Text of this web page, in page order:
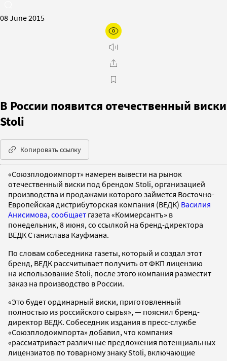
08 June 2015
В России появится отечественный виски
Stoli
Копировать ссылку
«Союзплодоимпорт» намерен вывести на рынок
отечественный виски под брендом Stoli, организацией
производства и продажами которого займется Восточно-
Европейская дистрибуторская компания (ВЕДК) Василия
Анисимова, сообщает газета «Коммерсантъ» в
понедельник, 8 июня, со ссылкой на бренд-директора
ВЕДК Станислава Кауфмана.
По словам собеседника газеты, который и создал этот
бренд, ВЕДК рассчитывает получить от ФКП лицензию
на использование Stoli, после этого компания разместит
заказ на производство в России.
«Это будет ординарный виски, приготовленный
полностью из российского сырья», — пояснил бренд-
директор ВЕДК. Собеседник издания в пресс-службе
«Союзплодоимпорта» добавил, что компания
«рассматривает различные предложения потенциальных
лицензиатов по товарному знаку Stoli, включающие